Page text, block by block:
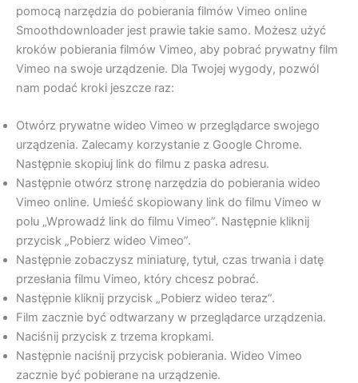
pomocą narzędzia do pobierania filmów Vimeo online
Smoothdownloader jest prawie takie samo. Możesz użyć
kroków pobierania filmów Vimeo, aby pobrać prywatny film
Vimeo na swoje urządzenie. Dla Twojej wygody, pozwól
nam podać kroki jeszcze raz:
Otwórz prywatne wideo Vimeo w przeglądarce swojego
urządzenia. Zalecamy korzystanie z Google Chrome.
Następnie skopiuj link do filmu z paska adresu.
Następnie otwórz stronę narzędzia do pobierania wideo
Vimeo online. Umieść skopiowany link do filmu Vimeo w
polu „Wprowadź link do filmu Vimeo”. Następnie kliknij
przycisk „Pobierz wideo Vimeo”.
Następnie zobaczysz miniaturę, tytuł, czas trwania i datę
przesłania filmu Vimeo, który chcesz pobrać.
Następnie kliknij przycisk „Pobierz wideo teraz”.
Film zacznie być odtwarzany w przeglądarce urządzenia.
Naciśnij przycisk z trzema kropkami.
Następnie naciśnij przycisk pobierania. Wideo Vimeo
zacznie być pobierane na urządzenie.